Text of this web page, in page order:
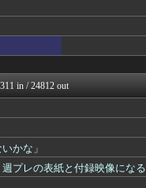
ット速報
ログ
つ-5chまとめ-
ルズVIPまとめ
.net - 5ch...
in / 24812 out
かな」
プレの表紙と付録映像になる